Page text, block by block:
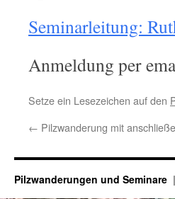
Seminarleitung:
Anmeldung per
Setze ein Lesezeichen auf den
← Pilzwanderung mit
Pilzwanderungen und Seminare